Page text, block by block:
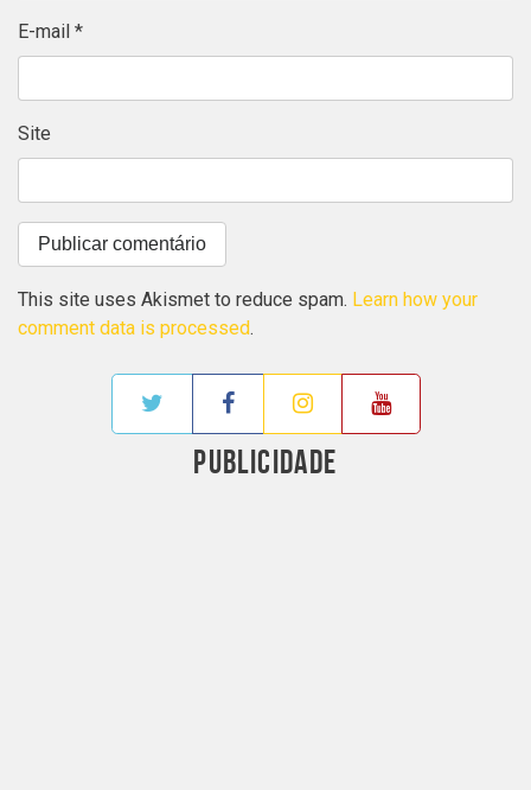
E-mail *
Site
This site uses Akismet to reduce spam. Learn how your
comment data is processed.
PUBLICIDADE